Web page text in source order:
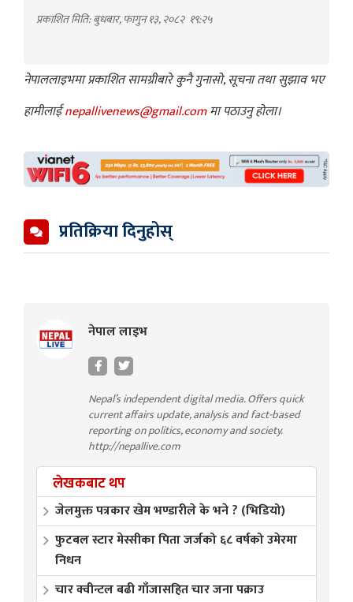
प्रकाशित मिति: बुधबार, फागुन १३, २०८२ १९:२५
नेपाललाइभमा प्रकाशित सामग्रीबारे कुनै गुनासो, सूचना तथा सुझाव भए
हामीलाईnepallivenews@gmail.comमा पठाउनु होला।
प्रतिक्रिया दिनुहोस्
नेपाल लाइभ
Nepal’s independent digital media. Offers quick
current affairs update, analysis and fact-based
reporting on politics, economy and society.
http://nepallive.com
लेखकबाट थप
जेलमुक्त पत्रकार खेम भण्डारीले के भने ? (भिडियो)
फुटबल स्टार मेस्सीका पिता जर्जको ६८ वर्षको उमेरमा
निधन
चार क्वीन्टल बढी गाँजासहित चार जना पक्राउ